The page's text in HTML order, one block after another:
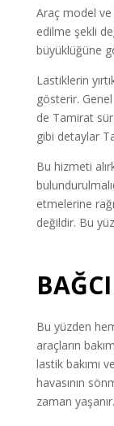
Araç model
edilme şekli
büyüklüğüne
Lastiklerin
gösterir.
de Tamirat
gibi detaylar
Bu hizmeti
etmelerine
değildir. Bu
Bu yüzden
araçların
lastik bakımı
havasının
zaman yaşanır.